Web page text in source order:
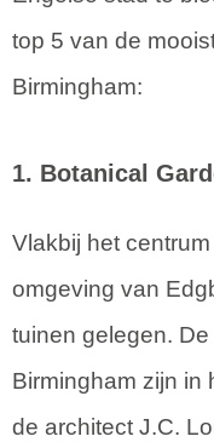
top 5 van de
Birmingham:
1. Botanical
Vlakbij het
omgeving van
tuinen gelegen.
Birmingham zijn in
de architect J.C.